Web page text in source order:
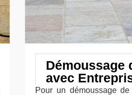
Démoussage
avec
Pour un démoussage